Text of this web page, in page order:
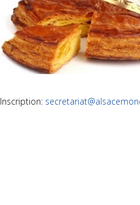
Inscription: